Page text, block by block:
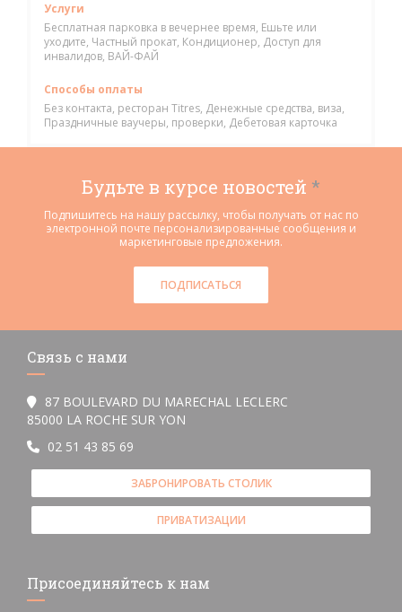
Услуги
Бесплатная парковка в вечернее время, Ешьте или
уходите, Частный прокат, Кондиционер, Доступ для
инвалидов, ВАЙ-ФАЙ
Способы оплаты
Без контакта, ресторан Titres, Денежные средства, виза,
Праздничные ваучеры, проверки, Дебетовая карточка
Будьте в курсе новостей *
Подпишитесь на нашу рассылку, чтобы получать от нас по
электронной почте персонализированные сообщения и
маркетинговые предложения.
ПОДПИСАТЬСЯ
Связь с нами
87 BOULEVARD DU MARECHAL LECLERC
85000 LA ROCHE SUR YON
02 51 43 85 69
ЗАБРОНИРОВАТЬ СТОЛИК
ПРИВАТИЗАЦИИ
Присоединяйтесь к нам